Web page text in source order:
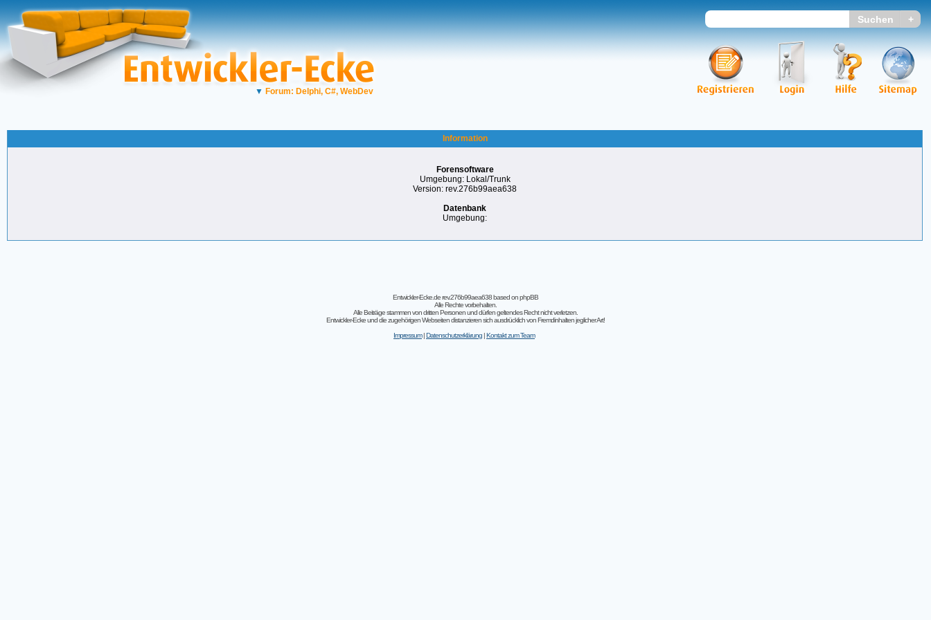
▼ Forum: Delphi, C#, WebDev
Information
Forensoftware
Umgebung: Lokal/Trunk
Version: rev.276b99aea638
Datenbank
Umgebung:
Entwickler-Ecke.de rev.276b99aea638based onphpBB
Alle Rechte vorbehalten.
Alle Beiträge stammen von dritten Personen und dürfen geltendes Recht nicht verletzen.
Entwickler-Ecke und die zugehörigen Webseiten distanzieren sich ausdrücklich von Fremdinhalten jeglicher Art!
Impressum|Datenschutzerklärung |Kontakt zum Team